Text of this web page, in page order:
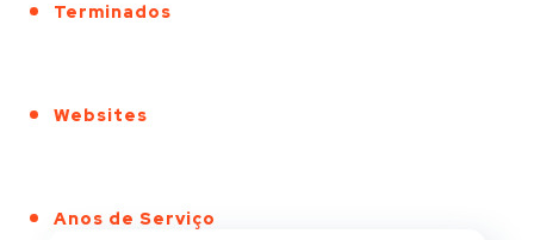
Terminados
Websites
Anos de Serviço